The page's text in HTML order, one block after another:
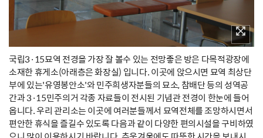
국립3·15묘역 전경을 가장 잘 볼수 있는 전망좋은 방은 다목적광장에
소재한 휴게소(아래층은 화장실) 입니다. 이곳에 앉으시면 묘역 최상단
부에 있는'유영봉안소'와 민주희생자분들의 묘소, 참배단 등의 성역공
간과 3·15민주의거 각종 자료들이 전시된 기념관 전경이 한눈에 들어
옵니다. 우리 관리소는 이곳에 여러분들께서 묘역전체를 조망하시면서
편안한 휴식을 즐길수 있도록 다음과 같이 다양한 편의시설을 구비하였